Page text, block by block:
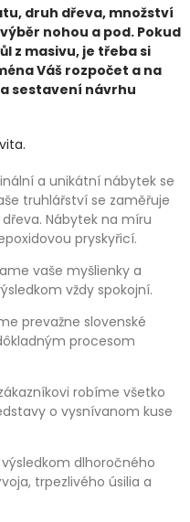
druh dřeva, množství
nohou a pod. Pokud
z masivu, je třeba si
Váš rozpočet a na
sestavení návrhu
a unikátní nábytek se
truhlářství se zaměřuje
Nábytek na míru
pryskyřicí.
vaše myšlienky a
vždy spokojní.
prevažne slovenské
procesom
robíme všetko
o vysnívanom kuse
dlhoročného
trpezlivého úsilia a